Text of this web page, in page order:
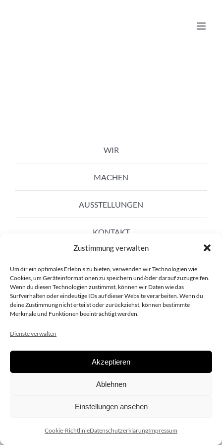
Zustimmung verwalten
Um dir ein optimales Erlebnis zu bieten, verwenden wir Technologien wie
Cookies, um Geräteinformationen zu speichern und/oder darauf zuzugreifen.
Wenn du diesen Technologien zustimmst, können wir Daten wie das
Surfverhalten oder eindeutige IDs auf dieser Website verarbeiten. Wenn du
deine Zustimmung nicht erteilst oder zurückziehst, können bestimmte
Merkmale und Funktionen beeinträchtigt werden.
Dienste verwalten
Akzeptieren
Ablehnen
Einstellungen ansehen
Cookie-RichtlinieDatenschutzerklärungImpressum
WIR
MACHEN
AUSSTELLUNGEN
KONTAKT
Copyright 2020 dieSCHAUsteller.at |Datenschützerklärung|
| Design:www.ARGEntur.at